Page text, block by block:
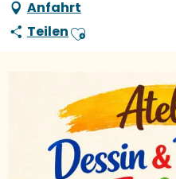
Anfahrt
TeilenAjouter aux favoris